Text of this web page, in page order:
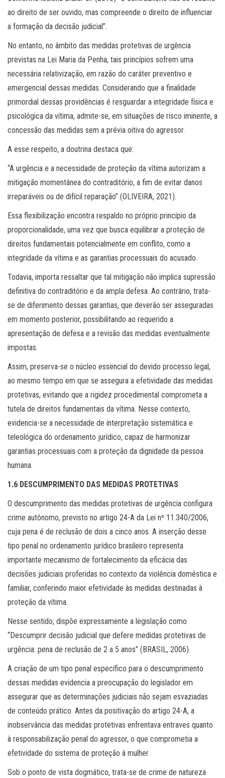
ao direito de ser ouvido, mas compreende o direito de influenciar
a formação da decisão judicial”.
No entanto, no âmbito das medidas protetivas de urgência
previstas na Lei Maria da Penha, tais princípios sofrem uma
necessária relativização, em razão do caráter preventivo e
emergencial dessas medidas. Considerando que a finalidade
primordial dessas providências é resguardar a integridade física e
psicológica da vítima, admite-se, em situações de risco iminente, a
concessão das medidas sem a prévia oitiva do agressor.
A esse respeito, a doutrina destaca que:
“A urgência e a necessidade de proteção da vítima autorizam a
mitigação momentânea do contraditório, a fim de evitar danos
irreparáveis ou de difícil reparação” (OLIVEIRA, 2021).
Essa flexibilização encontra respaldo no próprio princípio da
proporcionalidade, uma vez que busca equilibrar a proteção de
direitos fundamentais potencialmente em conflito, como a
integridade da vítima e as garantias processuais do acusado.
Todavia, importa ressaltar que tal mitigação não implica supressão
definitiva do contraditório e da ampla defesa. Ao contrário, trata-
se de diferimento dessas garantias, que deverão ser asseguradas
em momento posterior, possibilitando ao requerido a
apresentação de defesa e a revisão das medidas eventualmente
impostas.
Assim, preserva-se o núcleo essencial do devido processo legal,
ao mesmo tempo em que se assegura a efetividade das medidas
protetivas, evitando que a rigidez procedimental comprometa a
tutela de direitos fundamentais da vítima. Nesse contexto,
evidencia-se a necessidade de interpretação sistemática e
teleológica do ordenamento jurídico, capaz de harmonizar
garantias processuais com a proteção da dignidade da pessoa
humana.
1.6 DESCUMPRIMENTO DAS MEDIDAS PROTETIVAS
O descumprimento das medidas protetivas de urgência configura
crime autônomo, previsto no artigo 24-A da Lei nº 11.340/2006,
cuja pena é de reclusão de dois a cinco anos. A inserção desse
tipo penal no ordenamento jurídico brasileiro representa
importante mecanismo de fortalecimento da eficácia das
decisões judiciais proferidas no contexto da violência doméstica e
familiar, conferindo maior efetividade às medidas destinadas à
proteção da vítima.
Nesse sentido, dispõe expressamente a legislação como
“Descumprir decisão judicial que defere medidas protetivas de
urgência: pena de reclusão de 2 a 5 anos” (BRASIL, 2006).
A criação de um tipo penal específico para o descumprimento
dessas medidas evidencia a preocupação do legislador em
assegurar que as determinações judiciais não sejam esvaziadas
de conteúdo prático. Antes da positivação do artigo 24-A, a
inobservância das medidas protetivas enfrentava entraves quanto
à responsabilização penal do agressor, o que comprometia a
efetividade do sistema de proteção à mulher.
Sob o ponto de vista dogmático, trata-se de crime de natureza